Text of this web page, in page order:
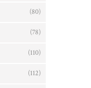
(80)
(78)
(110)
(112)